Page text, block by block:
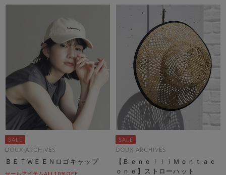
DOUX ARCHIVES
ＢＥＴＷＥＥＮロゴキャップ
セールアイテムALL10%OFF
DOUX ARCHIVES
【ＢｅｎｅｌｌｉＭｏｎｔａｃ
ｏｎｅ】ストローハット